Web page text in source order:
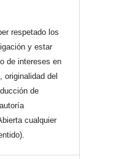
respetado los
y estar
de intereses en
originalidad del
de
cualquier